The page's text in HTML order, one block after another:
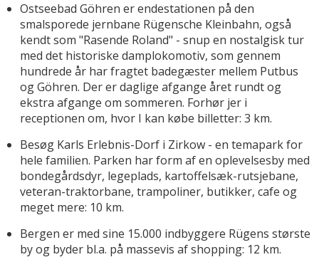
Ostseebad Göhren er endestationen på den
smalsporede jernbane Rügensche Kleinbahn, også
kendt som "Rasende Roland" - snup en nostalgisk tur
med det historiske damplokomotiv, som gennem
hundrede år har fragtet badegæster mellem Putbus
og Göhren. Der er daglige afgange året rundt og
ekstra afgange om sommeren. Forhør jer i
receptionen om, hvor I kan købe billetter: 3 km.
Besøg Karls Erlebnis-Dorf i Zirkow - en temapark for
hele familien. Parken har form af en oplevelsesby med
bondegårdsdyr, legeplads, kartoffelsæk-rutsjebane,
veteran-traktorbane, trampoliner, butikker, cafe og
meget mere: 10 km.
Bergen er med sine 15.000 indbyggere Rügens største
by og byder bl.a. på massevis af shopping: 12 km.